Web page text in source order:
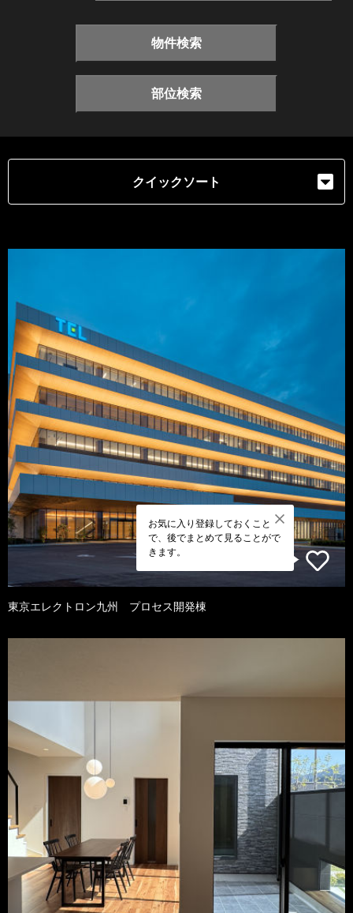
物件検索
部位検索
クイックソート
お気に入り登録しておくこと
で、後でまとめて見ることがで
きます。
東京エレクトロン九州 プロセス開発棟